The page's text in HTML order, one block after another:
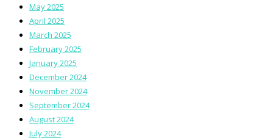
May 2025
April 2025
March 2025
February 2025
January 2025
December 2024
November 2024
September 2024
August 2024
July 2024